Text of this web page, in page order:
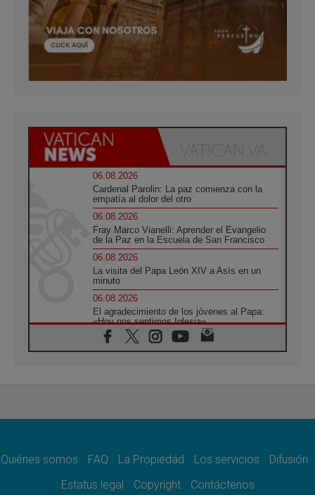
06.08.2026
Cardenal Parolin: La paz comienza con la
empatía al dolor del otro
06.08.2026
Fray Marco Vianelli: Aprender el Evangelio
de la Paz en la Escuela de San Francisco
06.08.2026
La visita del Papa León XIV a Asís en un
minuto
06.08.2026
El agradecimiento de los jóvenes al Papa:
«Hoy nos sentimos Iglesia»
06.08.2026
Líbano: Reanudan los coloquios en Roma en
paz
Sturla: La visita de León XIV será una buena
Quiénes somos FAQ La Propiedad Los servicios
Difusión
Estatus legal
Copyright Contáctenos